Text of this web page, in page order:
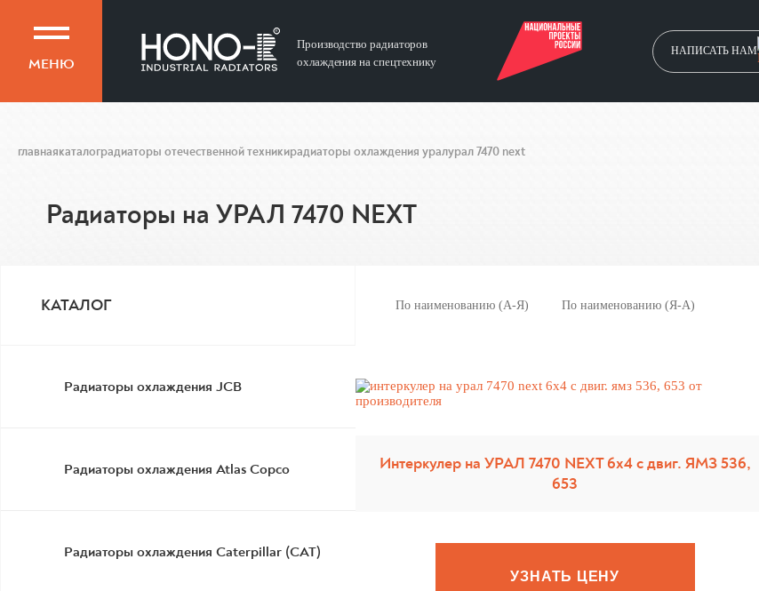
МЕНЮ
Производство радиаторов
охлаждения на спецтехнику
НАПИСАТЬ НАМ
главнаякаталоградиаторы отечественной техникирадиаторы охлаждения уралурал 7470 next
Радиаторы на УРАЛ 7470 NEXT
КАТАЛОГ
Радиаторы охлаждения JCB
Радиаторы охлаждения Atlas Copco
Радиаторы охлаждения Caterpillar (CAT)
По наименованию (А-Я) По наименованию (Я-А)
Интеркулер на УРАЛ 7470 NEXT 6х4 с двиг. ЯМЗ 536,
653
УЗНАТЬ ЦЕНУ